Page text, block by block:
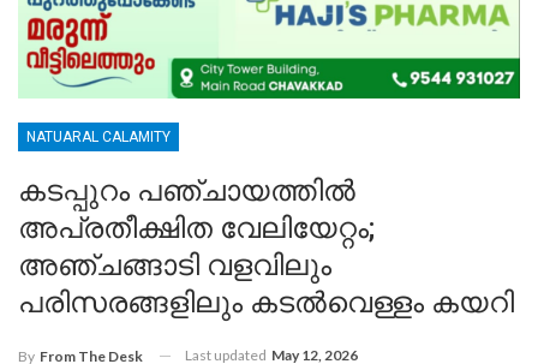
NATUARAL CALAMITY
കടപ്പുറം പഞ്ചായത്തിൽ
അപ്രതീക്ഷിത വേലിയേറ്റം;
അഞ്ചങ്ങാടി വളവിലും
പരിസരങ്ങളിലും കടൽവെള്ളം കയറി
By From The Desk Last updated May 12, 2026